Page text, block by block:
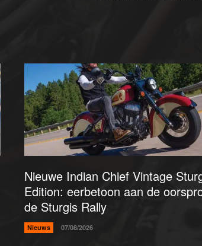
Nieuwe Indian Chief Vintage
Edition: eerbetoon aan de
de Sturgis Rally
Nieuws 07/08/2026